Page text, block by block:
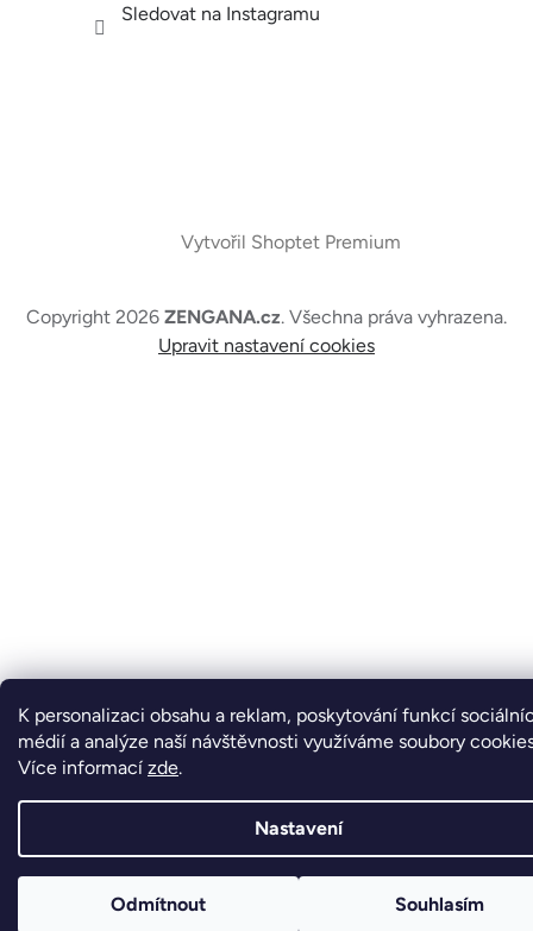
K personalizaci obsahu a reklam, poskytování funkcí
médií a analýze naší návštěvnosti využíváme soubory
Více informací zde.
Nastavení
Odmítnout Souhlasím
Sledovat na Instagramu
Vytvořil Shoptet Premium
Copyright 2026 ZENGANA.cz. Všechna práva vyhrazena.
Upravit nastavení cookies